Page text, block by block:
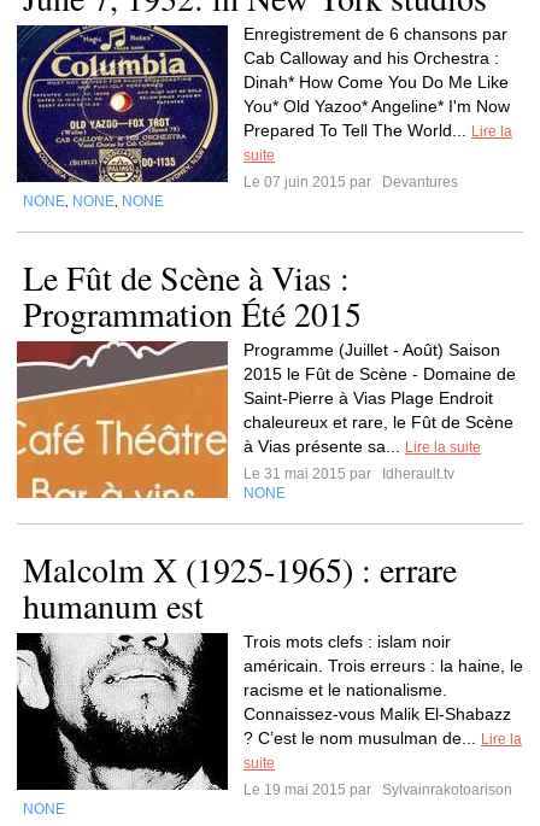
Enregistrement de 6 chansons par
Cab Calloway and his Orchestra :
Dinah* How Come You Do Me Like
You* Old Yazoo* Angeline* I'm Now
Prepared To Tell The World...
Lire la
suite
Le 07 juin 2015 par
Devantures
NONE NONE NONE
Le Fût de Scène à Vias :
Programmation Été 2015
Programme (Juillet - Août) Saison
2015 le Fût de Scène - Domaine de
Saint-Pierre à Vias Plage Endroit
chaleureux et rare, le Fût de Scène
à Vias présente sa...
Lire la suite
Le 31 mai 2015 par
Idherault.tv
NONE
Malcolm X (1925-1965) : errare
humanum est
Trois mots clefs : islam noir
américain. Trois erreurs : la haine, le
racisme et le nationalisme.
Connaissez-vous Malik El-Shabazz
? C’est le nom musulman de...
Lire la
suite
Le 19 mai 2015 par
Sylvainrakotoarison
NONE